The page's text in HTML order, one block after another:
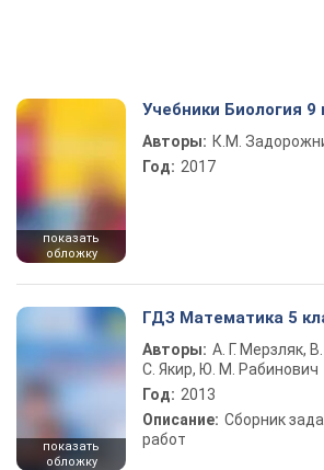
показать
обложку
Учебники Биология 9
Авторы: К.М.
Год: 2017
показать
обложку
ГДЗ Математика 5
Авторы: А. Г. Мерзляк,
С. Якир, Ю. М. Рабинович
Год: 2013
Описание: Сборник
работ